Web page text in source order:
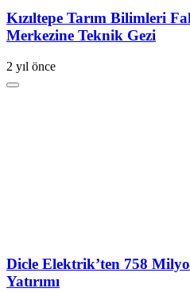
Kızıltepe Tarım Bilimleri
Merkezine Teknik Gezi
2 yıl önce
Dicle Elektrik’ten 758
Yatırımı